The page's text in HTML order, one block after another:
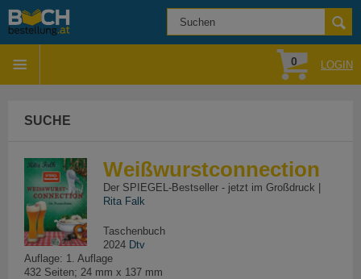
0 LOGIN
SUCHE
Weißwurstconnection
Der SPIEGEL-Bestseller - jetzt im Großdruck |
Rita Falk
Taschenbuch
2024 Dtv
Auflage: 1. Auflage
432 Seiten; 24 mm x 137 mm